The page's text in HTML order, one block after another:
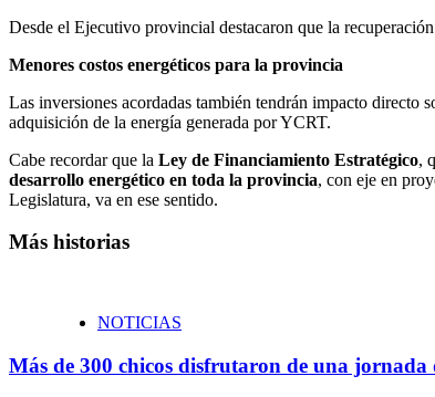
Desde el Ejecutivo provincial destacaron que la
Menores costos energéticos para la provincia
Las inversiones acordadas también tendrán impacto directo
adquisición de la energía generada por YCRT.
Cabe recordar que la Ley de Financiamiento Estratégico,
desarrollo energético en toda la provincia, con eje en
Legislatura, va en ese sentido.
Más historias
NOTICIAS
Más de 300 chicos disfrutaron de una jornada